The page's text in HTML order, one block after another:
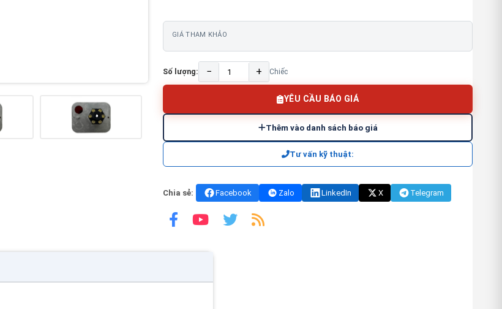
GIÁ THAM KHẢO
Số lượng: − + Chiếc
YÊU CẦU BÁO GIÁ
Thêm vào danh sách báo giá
Tư vấn kỹ thuật:
Chia sẻ: Facebook Zalo LinkedIn X Telegram